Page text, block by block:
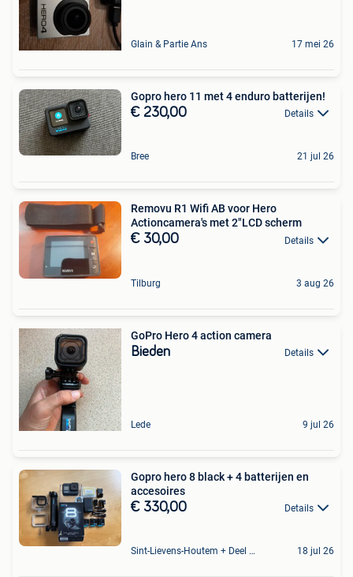
Glain & Partie Ans 17 mei 26
Gopro hero 11 met 4 enduro batterijen!
€ 230,00 Details
Bree 21 jul 26
Removu R1 Wifi AB voor Hero
Actioncamera's met 2"LCD scherm
€ 30,00 Details
Tilburg 3 aug 26
GoPro Hero 4 action camera
Bieden Details
Lede 9 jul 26
Gopro hero 8 black + 4 batterijen en
accesoires
€ 330,00 Details
Sint-Lievens-Houtem + Deel Oombergen 18 jul 26